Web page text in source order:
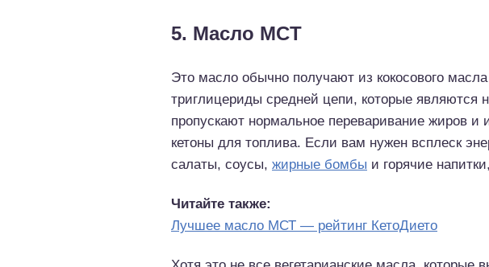
5. Масло MCT
Это масло обычно получают из кокосового
триглицериды средней цепи, которые
пропускают нормальное переваривание жиров и
кетоны для топлива. Если вам нужен всплеск
салаты, соусы, жирные бомбы и горячие
Читайте также:
Лучшее масло МСТ — рейтинг КетоДието